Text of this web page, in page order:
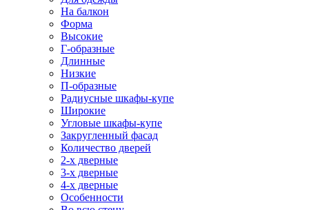
На балкон
Форма
Высокие
Г-образные
Длинные
Низкие
П-образные
Радиусные шкафы-купе
Широкие
Угловые шкафы-купе
Закругленный фасад
Количество дверей
2-х дверные
3-х дверные
4-х дверные
Особенности